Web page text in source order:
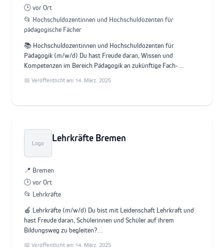
🕒 vor Ort
📂 Hochschuldozentinnen und Hochschuldozenten für
pädagogische Fächer
📚 Hochschuldozentinnen und Hochschuldozenten für
Pädagogik (m/w/d) Du hast Freude daran, Wissen und
Kompetenzen im Bereich Pädagogik an zukünftige Fach-…
📅 Veröffentlicht am 14. März. 2025
Logo Lehrkräfte Bremen
📍 Bremen
🕒 vor Ort
📂 Lehrkräfte
🍎 Lehrkräfte (m/w/d) Du bist mit Leidenschaft Lehrkraft und
hast Freude daran, Schülerinnen und Schüler auf ihrem
Bildungsweg zu begleiten?…
📅 Veröffentlicht am 14. März. 2025